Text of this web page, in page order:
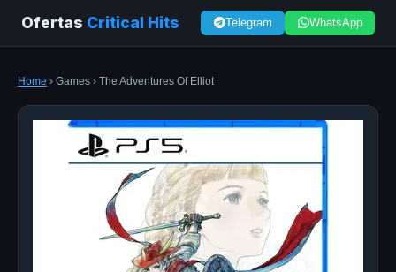
Ofertas Critical Hits Telegram WhatsApp
Home › Games › The Adventures Of Elliot